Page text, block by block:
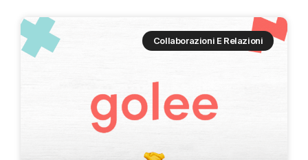
Collaborazioni E Relazioni